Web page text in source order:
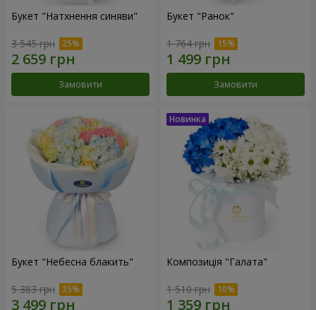
Букет "Натхнення синяви"
3 545 грн
Замовити
Букет "Ранок"
1 764 грн
Замовити
Букет "Небесна блакить"
5 383 грн
Композиція "Галата"
1 510 грн